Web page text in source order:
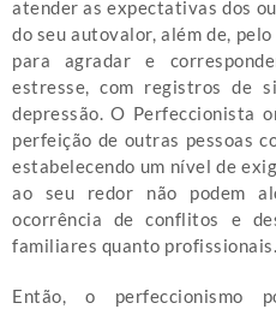
atender as expectativas dos
do seu autovalor, além de,
para agradar e
estresse, com registros de
depressão. O Perfeccionista
perfeição de outras pessoas
estabelecendo um nível de
ao seu redor não podem
ocorrência de conflitos e
familiares quanto profissionais.
Então, o perfeccionismo